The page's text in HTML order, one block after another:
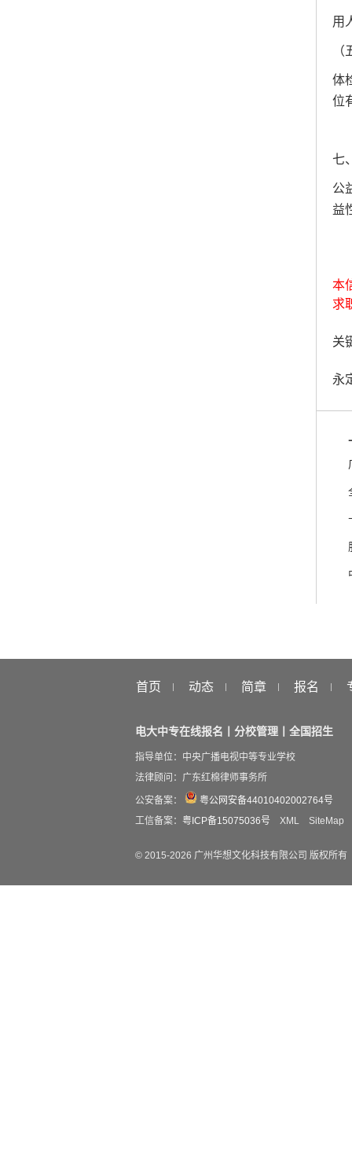
用
体
位
七
公
益
本
求
关
永
首页 动态 简章 报名
电大中专在线报名丨分校管理丨全国招生
指导单位：中央广播电视中等专业学校
法律顾问：广东红棉律师事务所
公安备案：
粤公网安备44010402002764号
工信备案： 粤ICP备15075036号 XML SiteMap
© 2015-2026 广州华想文化科技有限公司 版权所有